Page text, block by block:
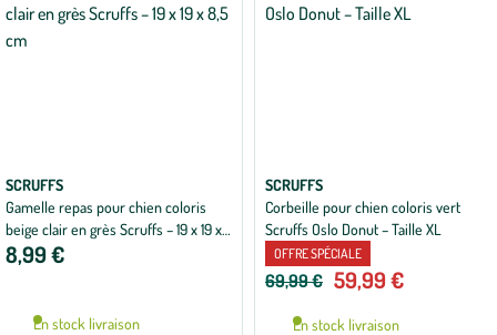
SCRUFFS
Gamelle repas pour chien coloris
beige clair en grès Scruffs – 19 x 19 x
8,5 cm
8,99 €
En stock livraison
SCRUFFS
Corbeille pour chien coloris vert
Scruffs Oslo Donut – Taille XL
OFFRE SPÉCIALE
69,99 € 59,99 €
En stock livraison